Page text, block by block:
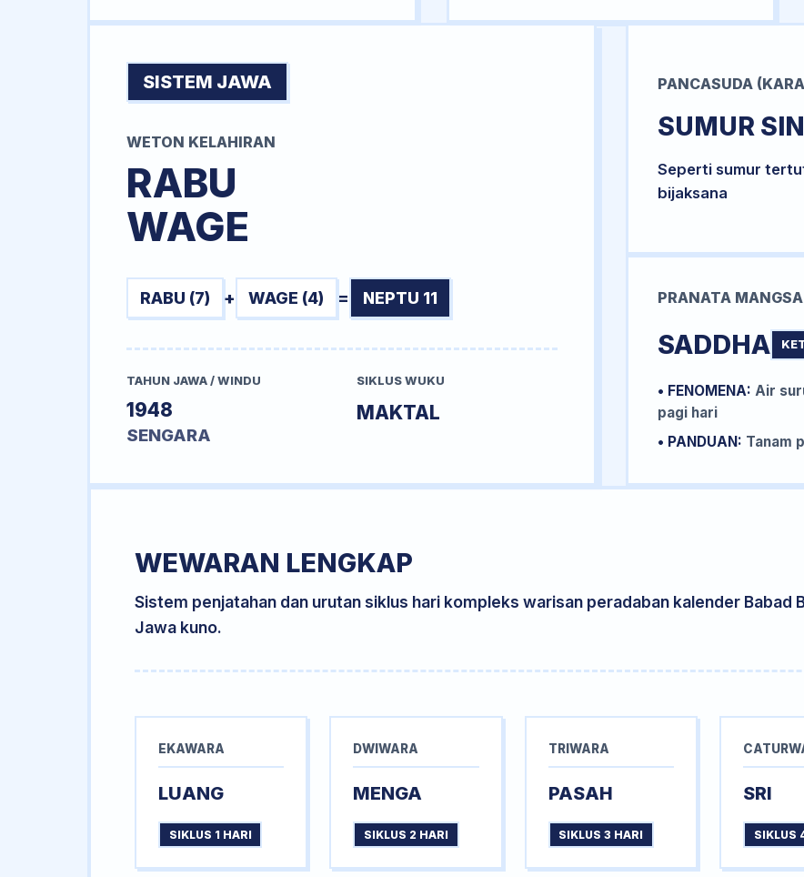
SISTEM JAWA
WETON KELAHIRAN
RABU
WAGE
RABU (7) + WAGE (4) = NEPTU 11
TAHUN JAWA / WINDU
1948
SENGARA
SIKLUS WUKU
MAKTAL
PANCASUDA
SUMUR
Seperti sumur
bijaksana
PRANATA
SADDHA
• FENOMENA: Air
pagi hari
• PANDUAN: Tanam
WEWARAN LENGKAP
Sistem penjatahan dan urutan siklus hari kompleks warisan peradaban kalender Babad
Jawa kuno.
EKAWARA
LUANG
SIKLUS 1 HARI
DWIWARA
MENGA
SIKLUS 2 HARI
TRIWARA
PASAH
SIKLUS 3 HARI
SRI
SIKLUS